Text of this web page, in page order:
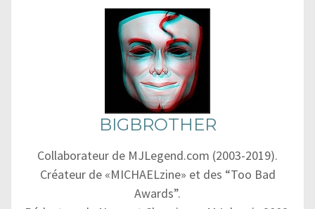
BIGBROTHER
Collaborateur de MJLegend.com (2003-2019).
Créateur de «MICHAELzine» et des “Too Bad
Awards”.